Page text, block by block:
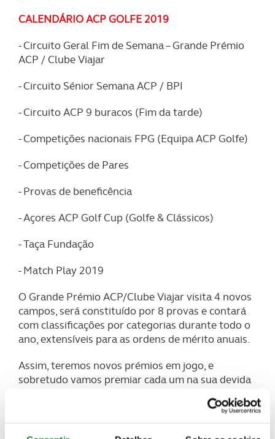
CALENDÁRIO ACP GOLFE 2019
- Circuito Geral Fim de Semana – Grande Prémio
ACP / Clube Viajar
- Circuito Sénior Semana ACP / BPI
- Circuito ACP 9 buracos (Fim da tarde)
- Competições nacionais FPG (Equipa ACP Golfe)
- Competições de Pares
- Provas de beneficência
- Açores ACP Golf Cup (Golfe & Clássicos)
- Taça Fundação
- Match Play 2019
O Grande Prémio ACP/Clube Viajar visita 4 novos
campos, será constituído por 8 provas e contará
com classificações por categorias durante todo o
ano, extensíveis para as ordens de mérito anuais.
Assim, teremos novos prémios em jogo, e
sobretudo vamos premiar cada um na sua devida
pontuação, para aproximar todos os participantes
e alargar as possibilidades de vitória no final da
época, o facto dos pontos dobrarem na derradeira